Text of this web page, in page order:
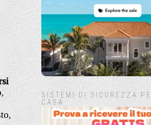
SISTEMI DI SICUREZZA
CASA